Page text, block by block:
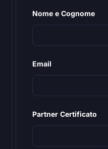
Nome e Cognome
Email
Partner Certificato